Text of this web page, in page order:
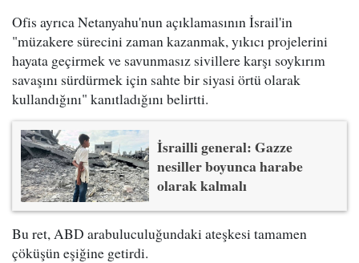
Ofis ayrıca Netanyahu'nun açıklamasının İsrail'in
"müzakere sürecini zaman kazanmak, yıkıcı projelerini
hayata geçirmek ve savunmasız sivillere karşı soykırım
savaşını sürdürmek için sahte bir siyasi örtü olarak
kullandığını" kanıtladığını belirtti.
İsrailli general: Gazze
nesiller boyunca harabe
olarak kalmalı
Bu ret, ABD arabuluculuğundaki ateşkesi tamamen
çöküşün eşiğine getirdi.